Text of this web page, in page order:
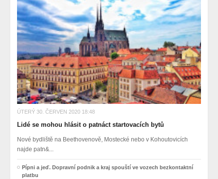
ÚTERÝ 30. ČERVEN 2020 18:48
Lidé se mohou hlásit o patnáct startovacích bytů
Nové bydliště na Beethovenově, Mostecké nebo v Kohoutovicích
najde patn&...
Pípni a jeď. Dopravní podnik a kraj spouští ve vozech bezkontaktní
platbu